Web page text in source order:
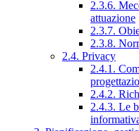
2.3.6.
attuazione
2.3.7.
2.3.8.
2.4. Privacy
2.4.1.
2.4.2.
2.4.3. Le